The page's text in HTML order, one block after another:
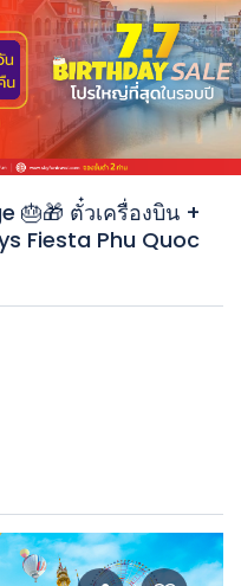
🎂🎁 ตั๋วเครื่องบิน +
Fiesta Phu Quoc